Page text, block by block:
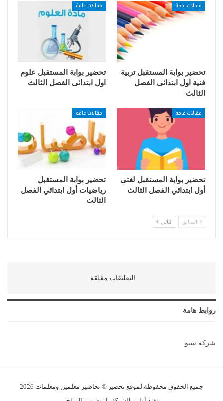
مقالات عامة
تحضير بوابة المستقبل تربية
فنية اول ابتدائى الفصل
الثالث
مقالات عامة
تحضير بوابة المستقبل علوم
اول ابتدائى الفصل الثالث
مقالات عامة
تحضير بوابة المستقبل لغتى
أول ابتدائي الفصل الثالث
مقالات عامة
تحضير بوابة المستقبل
رياضيات أول ابتدائي الفصل
الثالث
السابق التالي
التعليقات مغلقة.
روابط هامة
شركة سيو
جميع الحقوق محفوظة لموقع تحضير © تحاضير معلمين ومعلمات